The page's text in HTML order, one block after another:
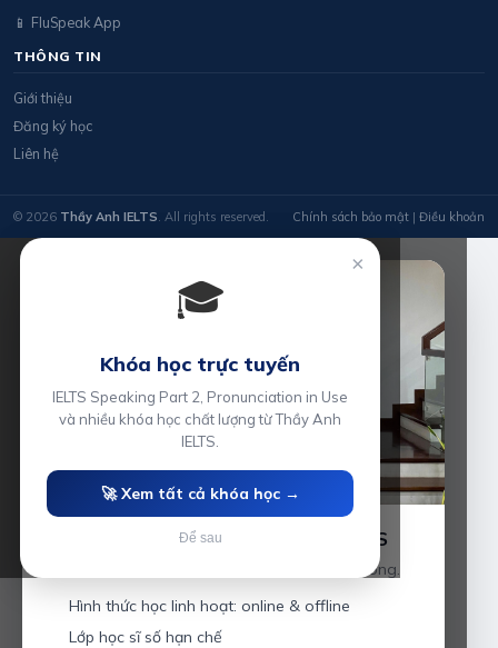
📱 FluSpeak App
THÔNG TIN
Giới thiệu
Đăng ký học
Liên hệ
© 2026 Thầy Anh IELTS. All rights reserved. Chính sách bảo mật | Điều khoản
Luyện thi IELTS cùng Thầy Anh IELTS
Giáo viên hơn 10 năm kinh nghiệm tại Hải Phòng.
Hình thức học linh hoạt: online & offline
Lớp học sĩ số hạn chế
×
🎓
Khóa học trực tuyến
IELTS Speaking Part 2, Pronunciation in Use
và nhiều khóa học chất lượng từ Thầy Anh
IELTS.
🚀 Xem tất cả khóa học →
Để sau